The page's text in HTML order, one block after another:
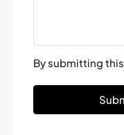
By submitting